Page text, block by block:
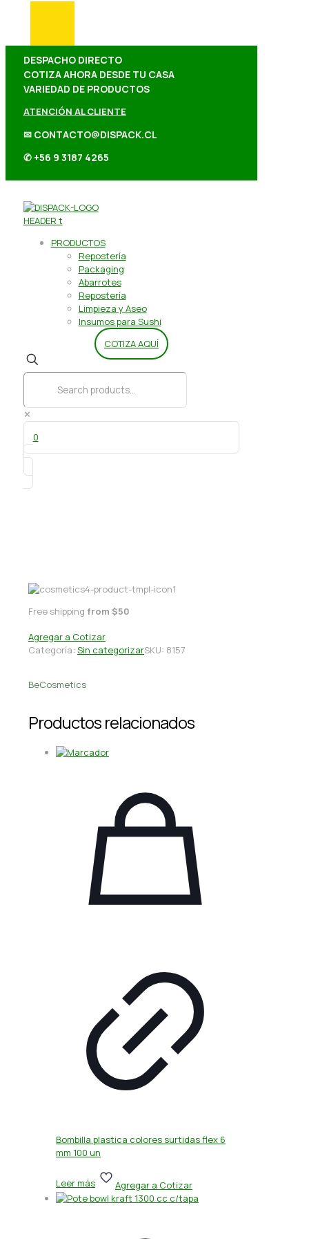
DESPACHO DIRECTO
COTIZA AHORA DESDE TU CASA
VARIEDAD DE PRODUCTOS
ATENCIÓN AL CLIENTE
✉ CONTACTO@DISPACK.CL
✆ +56 9 3187 4265
PRODUCTOS
Repostería
Packaging
Abarrotes
Repostería
Limpieza y Aseo
Insumos para Sushi
COTIZA AQUÍ
✕
0
Free shipping from $50
Agregar a Cotizar
Categoría: Sin categorizarSKU: 8157
BeCosmetics
Productos relacionados
Bombilla plastica colores surtidas flex 6
mm 100 un
Leer más Agregar a Cotizar